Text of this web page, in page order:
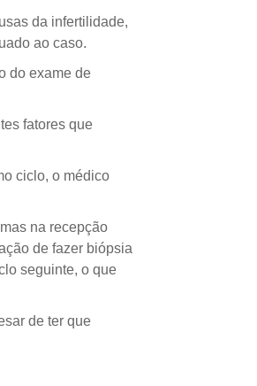
da infertilidade,
ao caso.
do exame de
fatores que
ciclo, o médico
na recepção
de fazer biópsia
seguinte, o que
de ter que